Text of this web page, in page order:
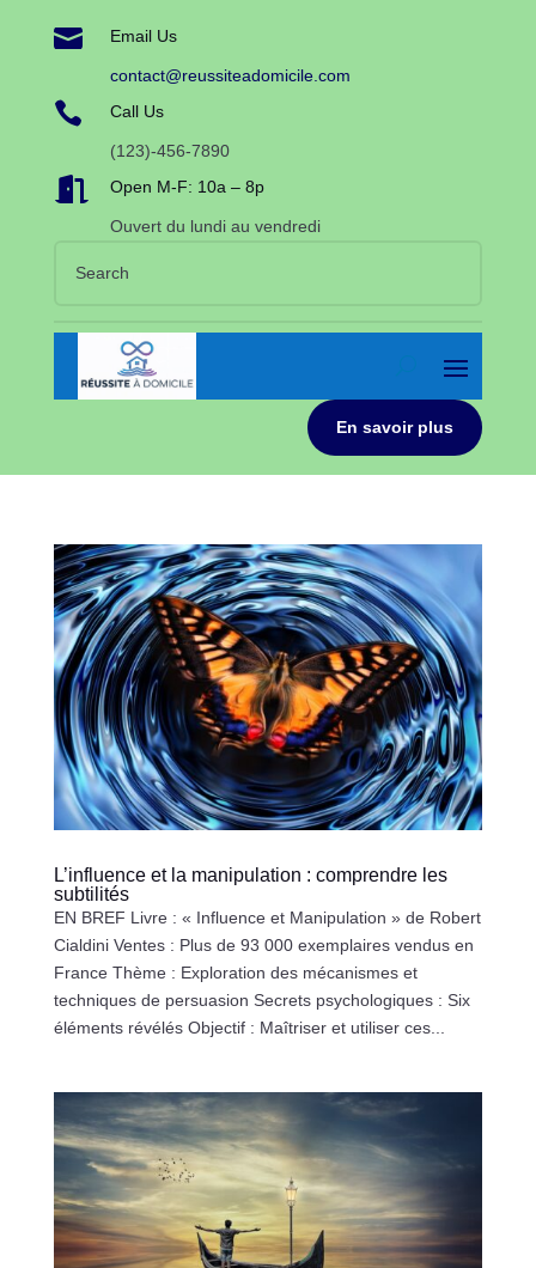
 Email Us
contact@reussiteadomicile.com
 Call Us
(123)-456-7890
 Open M-F: 10a – 8p
Ouvert du lundi au vendredi
En savoir plus
L’influence et la manipulation : comprendre les
subtilités
EN BREF Livre : « Influence et Manipulation » de Robert
Cialdini Ventes : Plus de 93 000 exemplaires vendus en
France Thème : Exploration des mécanismes et
techniques de persuasion Secrets psychologiques : Six
éléments révélés Objectif : Maîtriser et utiliser ces...